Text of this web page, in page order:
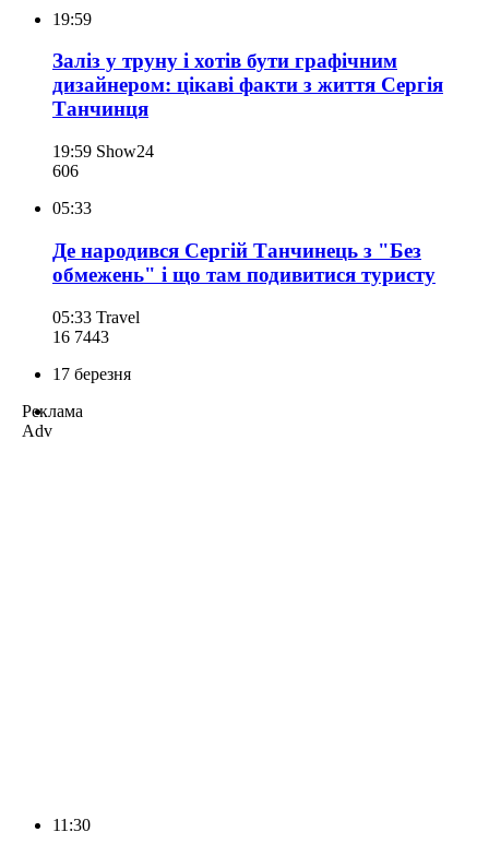
19:59
Заліз у труну і хотів бути графічним
дизайнером: цікаві факти з життя Сергія
Танчинця
19:59 Show24
606
05:33
Де народився Сергій Танчинець з "Без
обмежень" і що там подивитися туристу
05:33 Travel
16 7443
17 березня
Реклама
Adv
11:30